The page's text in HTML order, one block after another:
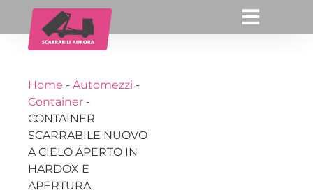
Home - Automezzi -
Container -
CONTAINER
SCARRABILE NUOVO
A CIELO APERTO IN
HARDOX E
APERTURA